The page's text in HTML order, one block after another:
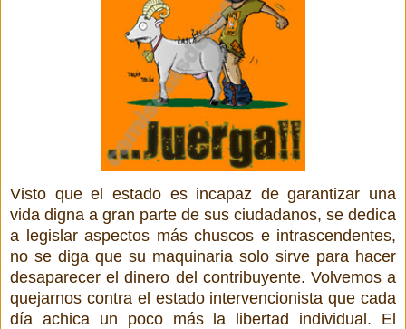
Visto que el estado es incapaz de garantizar una
vida digna a gran parte de sus ciudadanos, se dedica
a legislar aspectos más chuscos e intrascendentes,
no se diga que su maquinaria solo sirve para hacer
desaparecer el dinero del contribuyente. Volvemos a
quejarnos contra el estado intervencionista que cada
día achica un poco más la libertad individual. El